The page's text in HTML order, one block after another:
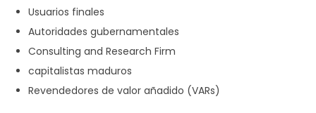
Usuarios finales
Autoridades gubernamentales
Consulting and Research Firm
capitalistas maduros
Revendedores de valor añadido (VARs)